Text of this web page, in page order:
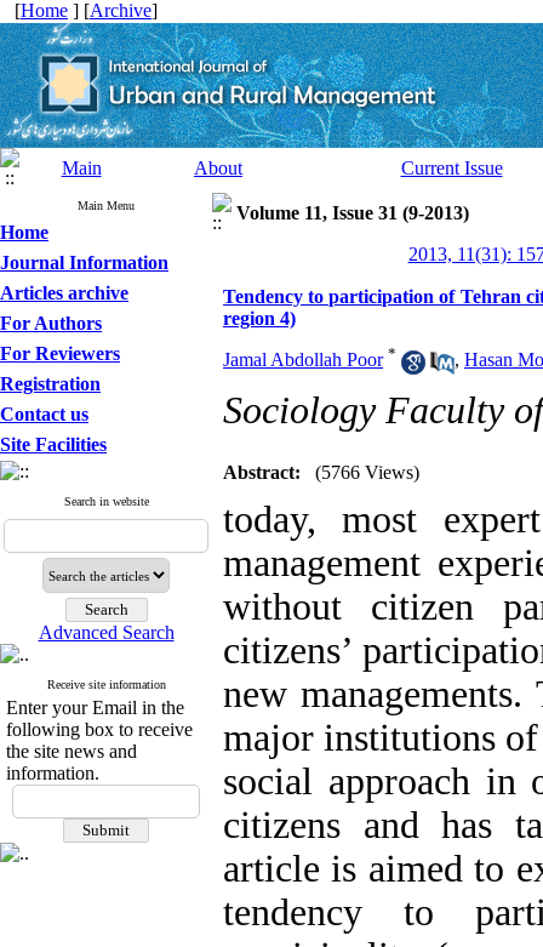
[Home ] [Archive]
Main About Current Issue
Main Menu
Home
Journal Information
Articles archive
For Authors
For Reviewers
Registration
Contact us
Site Facilities
Search in website
Advanced Search
Receive site information
Enter your Email in the
following box to receive
the site news and
information.
Volume 11, Issue 31 (9-2013)
2013, 11(31):
Tendency to participation of Tehran
region 4)
Jamal Abdollah Poor * , Hasan
Sociology Faculty
Abstract: (5766 Views)
today, most
management
without citizen
citizens’
new
major institutions of
social approach in
citizens and has
article is aimed to
tendency to